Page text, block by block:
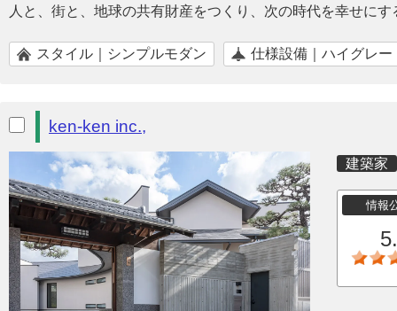
人と、街と、地球の共有財産をつくり、次の時代を幸せに
スタイル｜シンプルモダン 仕様設備｜ハイグレー
ken-ken inc.,
建築家
情報